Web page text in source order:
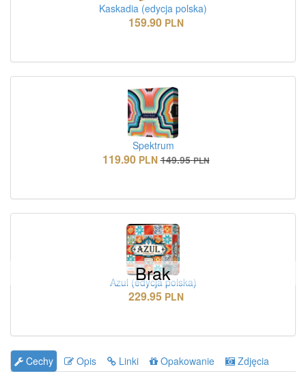
Kaskadia (edycja polska)
159.90 PLN
Spektrum
119.90 PLN 149.95 PLN
Brak
Azul (edycja polska)
229.95 PLN
Cechy Opis Linki Opakowanie
Zdjęcia